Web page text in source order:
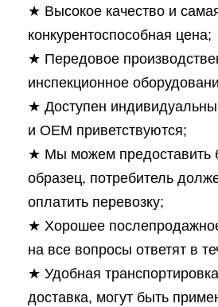
★ Высокое качество и
конкурентоспособная цена;
★ Передовое
инспекционное
★ Доступен
и OEM приветствуются;
★ Мы можем предоставить
образец, потребитель
оплатить перевозку;
★ Хорошее
на все вопросы ответят в
★ Удобная
доставка, могут быть